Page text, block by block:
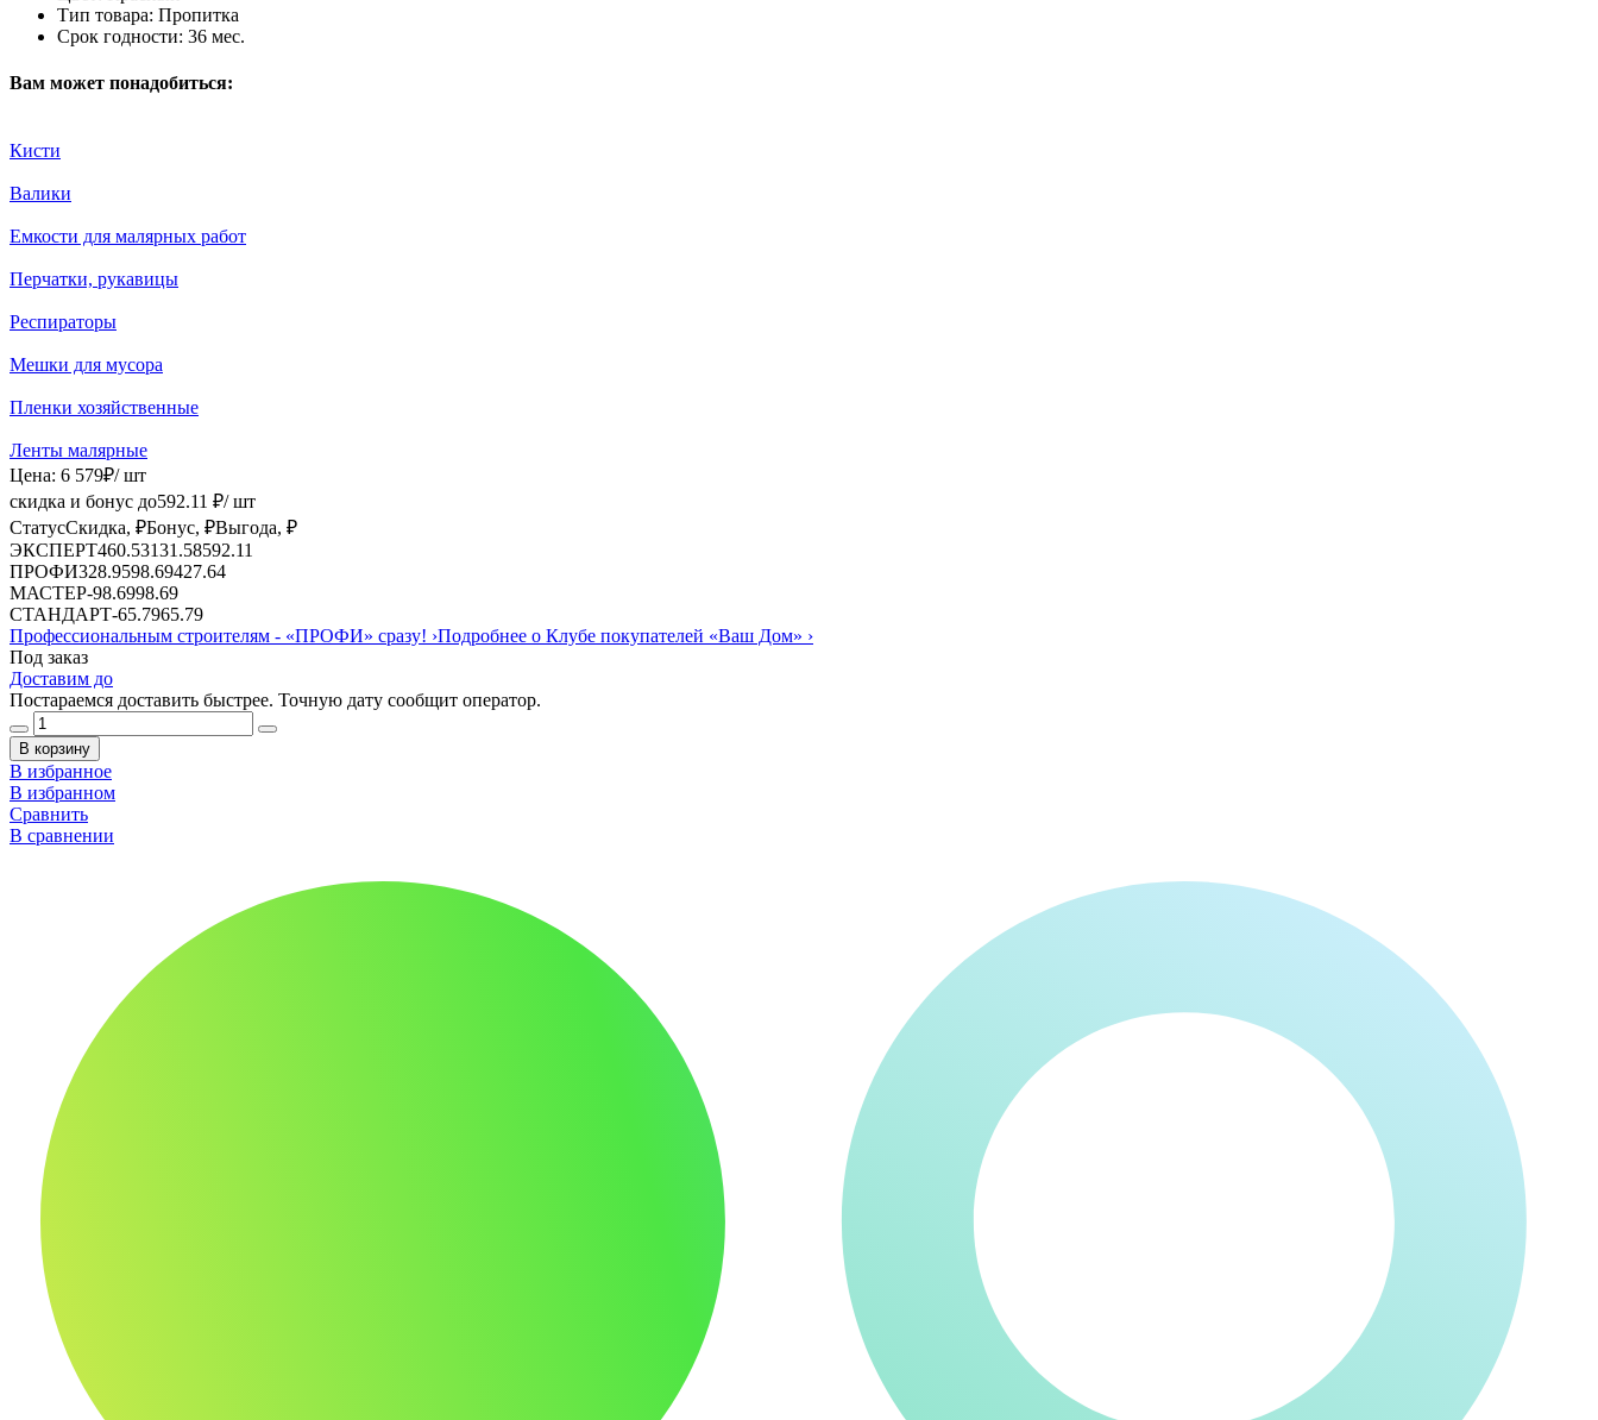
Тип товара: Пропитка
Срок годности: 36 мес.
Вам может понадобиться:
Кисти
Валики
Емкости для малярных работ
Перчатки, рукавицы
Респираторы
Мешки для мусора
Пленки хозяйственные
Ленты малярные
Цена: 6 579₽/ шт
скидка и бонус до592.11 ₽/ шт
СтатусСкидка, ₽Бонус, ₽Выгода, ₽
ЭКСПЕРТ460.53131.58592.11
ПРОФИ328.9598.69427.64
МАСТЕР-98.6998.69
СТАНДАРТ-65.7965.79
Профессиональным строителям - «ПРОФИ» сразу! ›Подробнее о Клубе покупателей «Ваш Дом» ›
Под заказ
Доставим до
Постараемся доставить быстрее. Точную дату сообщит оператор.
В корзину
В избранное
В избранном
Сравнить
В сравнении